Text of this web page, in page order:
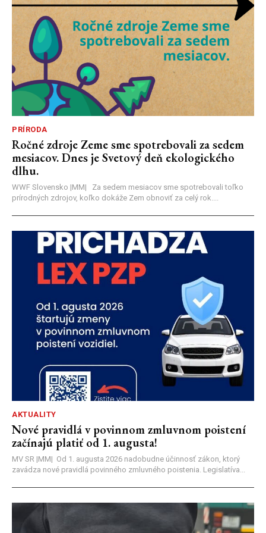
PRÍRODA
Ročné zdroje Zeme sme spotrebovali za sedem
mesiacov. Dnes je Svetový deň ekologického
dlhu.
WWF Slovensko |MM| Za sedem mesiacov sme spotrebovali toľko
prírodných zdrojov, koľko dokáže Zem obnoviť za celý rok....
AKTUALITY
Nové pravidlá v povinnom zmluvnom poistení
začínajú platiť od 1. augusta!
MV SR |MM| Od 1. augusta 2026 nadobudne účinnosť zákon, ktorý
zavádza nové pravidlá povinného zmluvného poistenia. Legislatíva...